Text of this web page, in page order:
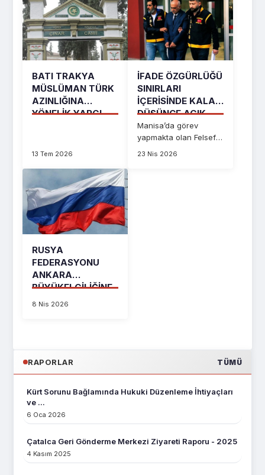
BATI TRAKYA
MÜSLÜMAN TÜRK
AZINLIĞINA
YÖNELIK YARGI
13 Tem 2026
İFADE ÖZGÜRLÜĞÜ
SINIRLARI
İÇERISINDE KALAN
DÜŞÜNCE AÇIK...
Manisa’da görev
yapmakta olan Felsefe
Öğretmeni Ramazan
23 Nis 2026
RUSYA
FEDERASYONU
ANKARA
BÜYÜKELÇILIĞINE
TALEP VE
8 Nis 2026
RAPORLAR TÜMÜ
Kürt Sorunu Bağlamında Hukuki Düzenleme İhtiyaçları
ve ...
6 Oca 2026
Çatalca Geri Gönderme Merkezi Ziyareti Raporu - 2025
4 Kasım 2025